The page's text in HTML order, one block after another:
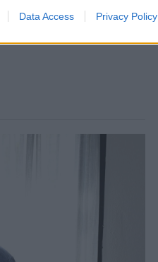
Data Access Privacy Policy